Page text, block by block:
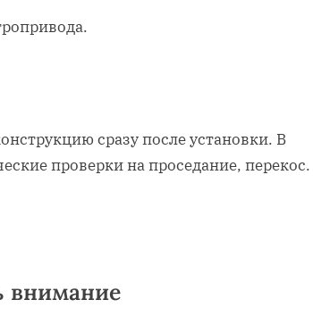
сразу после установки. В
проверки на проседание, перекос.
внимание